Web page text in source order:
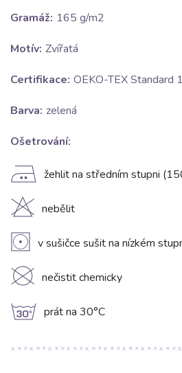
Gramáž: 165 g/m2
Motív: Zvířatá
Certifikace: OEKO-TEX Standard
Barva: zelená
Ošetrování:
E žehlit na středním stupni
H nebělit
V v sušičce sušit na nízkém
K nečistit chemicky
g prát na 30°C